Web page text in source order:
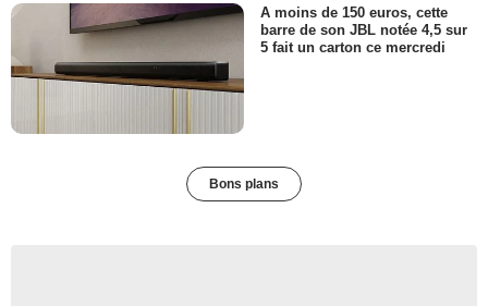
A moins de 150 euros, cette
barre de son JBL notée 4,5 sur
5 fait un carton ce mercredi
Bons plans